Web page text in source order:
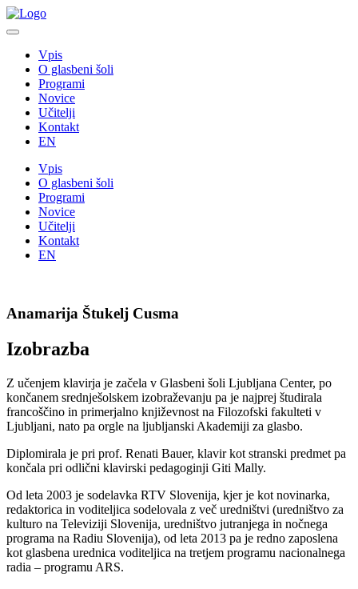
Skip
to
Vpis
O glasbeni šoli
Programi
Novice
Učitelji
Kontakt
EN
Vpis
O glasbeni šoli
Programi
Novice
Učitelji
Kontakt
EN
Anamarija Štukelj Cusma
Izobrazba
Z učenjem klavirja je začela v Glasbeni šoli Ljubljana Center, po
končanem srednješolskem izobraževanju pa je najprej študirala
francoščino in primerjalno književnost na Filozofski fakulteti v
Ljubljani, nato pa orgle na ljubljanski Akademiji za glasbo.
Diplomirala je pri prof. Renati Bauer, klavir kot stranski predmet pa
končala pri odlični klavirski pedagoginji Giti Mally.
Od leta 2003 je sodelavka RTV Slovenija, kjer je kot novinarka,
redaktorica in voditeljica sodelovala z več uredništvi (uredništvo za
kulturo na Televiziji Slovenija, uredništvo jutranjega in nočnega
programa na Radiu Slovenija), od leta 2013 pa je redno zaposlena
kot glasbena urednica voditeljica na tretjem programu nacionalnega
radia – programu ARS.